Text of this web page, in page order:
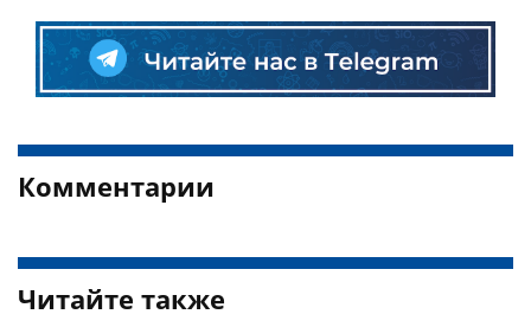
Комментарии
Читайте также